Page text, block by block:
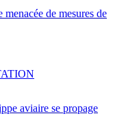
de mesures de
aviaire se propage